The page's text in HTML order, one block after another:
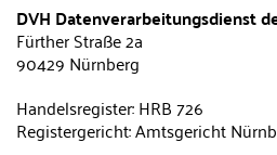
DVH Datenverarbeitungsdienst
Fürther Straße 2a
90429 Nürnberg
Handelsregister: HRB 726
Registergericht: Amtsgericht